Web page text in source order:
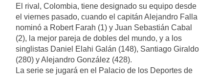
El rival, Colombia, tiene designado su equipo desde
el viernes pasado, cuando el capitán Alejandro Falla
nominó a Robert Farah (1) y Juan Sebastián Cabal
(2), la mejor pareja de dobles del mundo, y a los
singlistas Daniel Elahi Galán (148), Santiago Giraldo
(280) y Alejandro González (428).
La serie se jugará en el Palacio de los Deportes de